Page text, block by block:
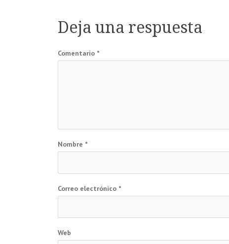
de
entradas
Deja una respuesta
Comentario *
Nombre *
Correo electrónico *
Web